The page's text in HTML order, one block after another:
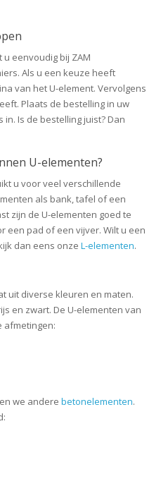
eenvoudig bij ZAM
Als u een keuze heeft
van het U-element. Vervolgens
Plaats de bestelling in uw
Is de bestelling juist? Dan
U-elementen?
u voor veel verschillende
als bank, tafel of een
zijn de U-elementen goed te
een pad of een vijver. Wilt u een
dan eens onze L-elementen.
uit diverse kleuren en maten.
en zwart. De U-elementen van
afmetingen:
we andere betonelementen.